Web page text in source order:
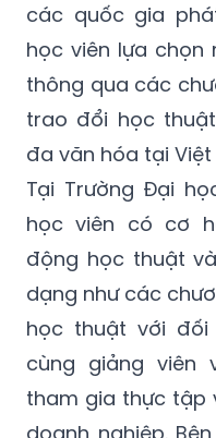
các quốc gia
học viên lựa chọn
thông qua các
trao đổi học
đa văn hóa tại Việt
Tại Trường Đại
học viên có cơ
động học thuật
dạng như các
học thuật với
cùng giảng viên
tham gia thực tập